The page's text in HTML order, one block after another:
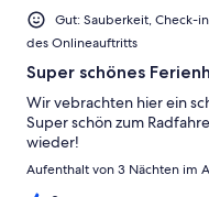
Gut: Sauberkeit, Check-
des Onlineauftritts
Super schönes
Wir vebrachten hier ein
Super schön zum
wieder!
Aufenthalt von 3 Nächten im